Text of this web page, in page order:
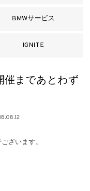
BMWサービス
IGNITE
催まであとわず
ざいます。